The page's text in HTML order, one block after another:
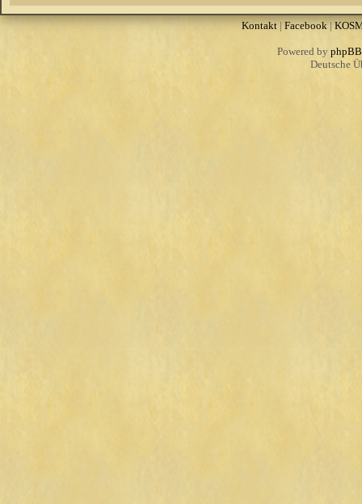
Kontakt| Facebook|
Powered by phpBB
Deutsche